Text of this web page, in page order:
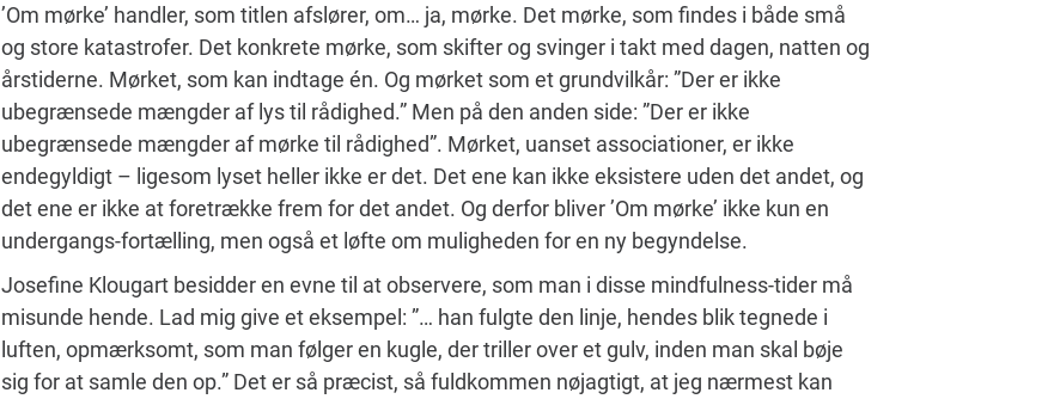
’Om mørke’ handler, som titlen afslører, om… ja, mørke. Det mørke, som findes i både små
og store katastrofer. Det konkrete mørke, som skifter og svinger i takt med dagen, natten og
årstiderne. Mørket, som kan indtage én. Og mørket som et grundvilkår: ”Der er ikke
ubegrænsede mængder af lys til rådighed.” Men på den anden side: ”Der er ikke
ubegrænsede mængder af mørke til rådighed”. Mørket, uanset associationer, er ikke
endegyldigt – ligesom lyset heller ikke er det. Det ene kan ikke eksistere uden det andet, og
det ene er ikke at foretrække frem for det andet. Og derfor bliver ’Om mørke’ ikke kun en
undergangs-fortælling, men også et løfte om muligheden for en ny begyndelse.
Josefine Klougart besidder en evne til at observere, som man i disse mindfulness-tider må
misunde hende. Lad mig give et eksempel: ”… han fulgte den linje, hendes blik tegnede i
luften, opmærksomt, som man følger en kugle, der triller over et gulv, inden man skal bøje
sig for at samle den op.” Det er så præcist, så fuldkommen nøjagtigt, at jeg nærmest kan